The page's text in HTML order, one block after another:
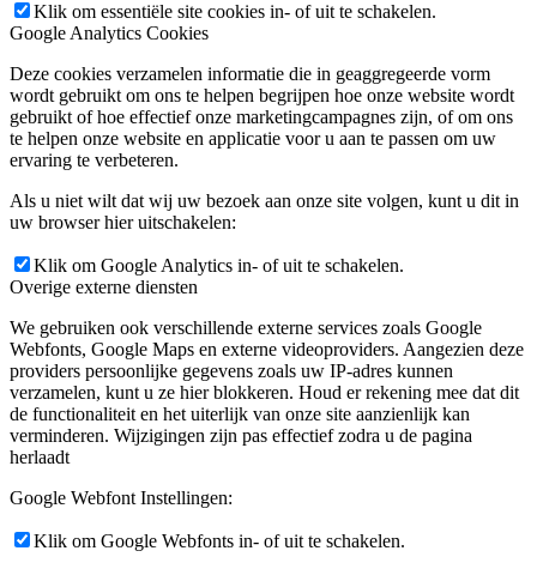
Klik om essentiële site cookies in- of uit te schakelen.
Google Analytics Cookies
Deze cookies verzamelen informatie die in geaggregeerde vorm
wordt gebruikt om ons te helpen begrijpen hoe onze website wordt
gebruikt of hoe effectief onze marketingcampagnes zijn, of om ons
te helpen onze website en applicatie voor u aan te passen om uw
ervaring te verbeteren.
Als u niet wilt dat wij uw bezoek aan onze site volgen, kunt u dit in
uw browser hier uitschakelen:
Klik om Google Analytics in- of uit te schakelen.
Overige externe diensten
We gebruiken ook verschillende externe services zoals Google
Webfonts, Google Maps en externe videoproviders. Aangezien deze
providers persoonlijke gegevens zoals uw IP-adres kunnen
verzamelen, kunt u ze hier blokkeren. Houd er rekening mee dat dit
de functionaliteit en het uiterlijk van onze site aanzienlijk kan
verminderen. Wijzigingen zijn pas effectief zodra u de pagina
herlaadt
Google Webfont Instellingen:
Klik om Google Webfonts in- of uit te schakelen.